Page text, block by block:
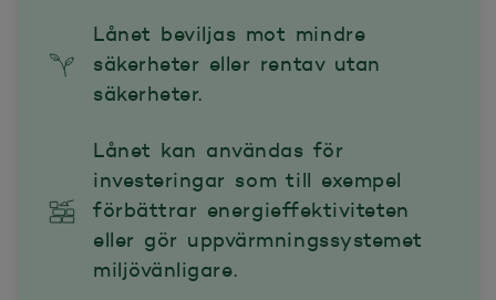
Lånet beviljas mot mindre
säkerheter eller rentav utan
säkerheter.
Lånet kan användas för
investeringar som till exempel
förbättrar energieffektiviteten
eller gör uppvärmningssystemet
miljövänligare.